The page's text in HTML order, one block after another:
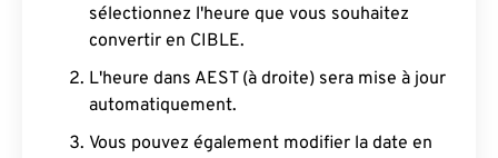
sélectionnez l'heure que vous souhaitez
convertir en CIBLE.
L'heure dans AEST (à droite) sera mise à jour
automatiquement.
Vous pouvez également modifier la date en